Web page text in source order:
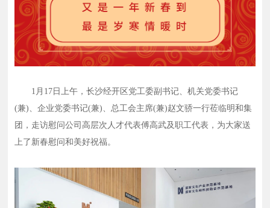
1月17日上午，长沙经开区党工委副书记、机关党委书记
(兼)、企业党委书记(兼)、总工会主席(兼)赵文骄一行莅临明和集
团，走访慰问公司高层次人才代表傅高武及职工代表，为大家送
上了新春慰问和美好祝福。